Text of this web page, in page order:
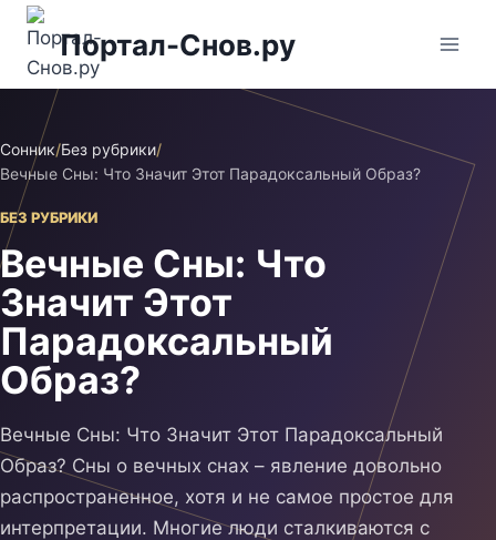
Перейти
содержимому
Портал-Снов.ру
Сонник/Без рубрики/
Вечные Сны: Что Значит Этот Парадоксальный Образ?
БЕЗ РУБРИКИ
Вечные Сны: Что
Значит Этот
Парадоксальный
Образ?
Вечные Сны: Что Значит Этот Парадоксальный
Образ? Сны о вечных снах – явление довольно
распространенное, хотя и не самое простое для
интерпретации. Многие люди сталкиваются с